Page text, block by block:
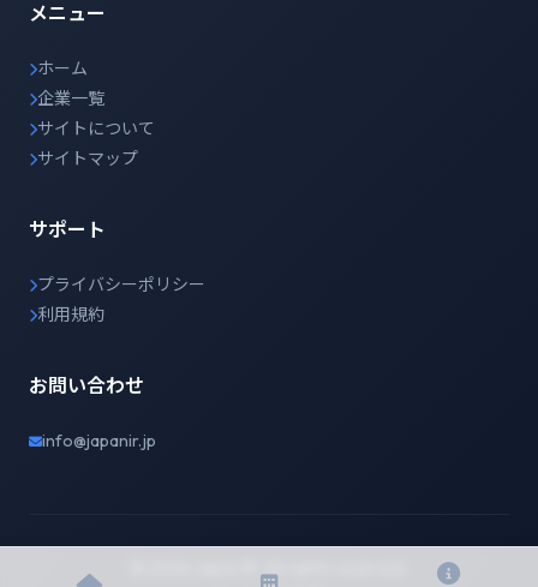
メニュー
ホーム
企業一覧
サイトについて
サイトマップ
サポート
プライバシーポリシー
利用規約
お問い合わせ
info@japanir.jp